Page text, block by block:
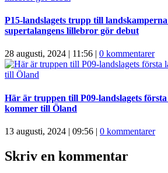
P15-landslagets trupp till
supertalangens lillebror gör debut
28 augusti, 2024 | 11:56 | 0 kommentarer
Här är truppen till P09-landslagets
kommer till Öland
13 augusti, 2024 | 09:56 | 0 kommentarer
Skriv en kommentar